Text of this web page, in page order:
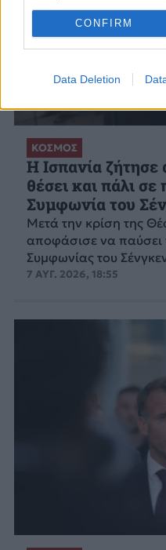
CONFIRM
Data Deletion
ΚΟΣΜΟΣ
Η Ισπανία ζήτησε
θέσει και πάλι σε
Συμφωνία του
Μετά την κρίση της
αποφάσισε να παύσει
Συμφωνίας του
7 ΑΥΓ. 2026, 18:55